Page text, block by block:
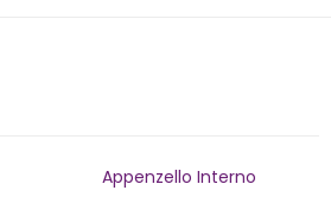
Appenzello Interno